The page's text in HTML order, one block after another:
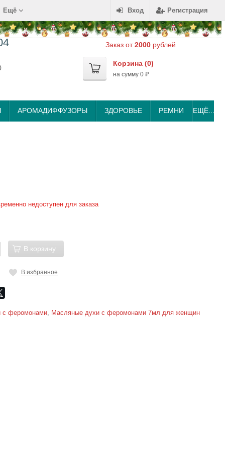
Вход Регистрация
Ещё
Заказ от2000 рублей
Корзина (0)
на сумму 0 ₽
АРОМАДИФФУЗОРЫ ЗДОРОВЬЕ РЕМНИ ЕЩЁ...
недоступен для заказа
В корзину
В избранное
с феромонами, Масляные духи c феромонами 7мл для женщин